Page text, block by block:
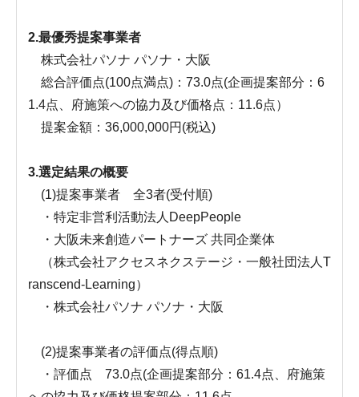
2.最優秀提案事業者
株式会社パソナ パソナ・大阪
総合評価点(100点満点)：73.0点(企画提案部分：6
1.4点、府施策への協力及び価格点：11.6点）
提案金額：36,000,000円(税込)
3.選定結果の概要
(1)提案事業者 全3者(受付順)
・特定非営利活動法人DeepPeople
・大阪未来創造パートナーズ 共同企業体
（株式会社アクセスネクステージ・一般社団法人T
ranscend-Learning）
・株式会社パソナ パソナ・大阪
(2)提案事業者の評価点(得点順)
・評価点 73.0点(企画提案部分：61.4点、府施策